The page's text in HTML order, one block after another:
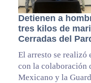
Detienen a
tres kilos de
Cerradas del
El arresto se realizó
con la colaboración
Mexicano y la